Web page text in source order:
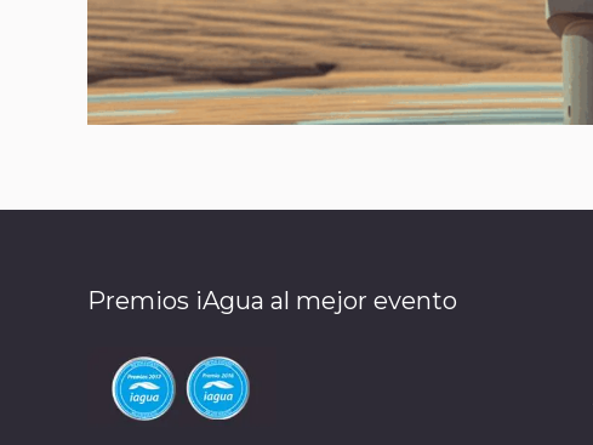
Premios iAgua al mejor evento